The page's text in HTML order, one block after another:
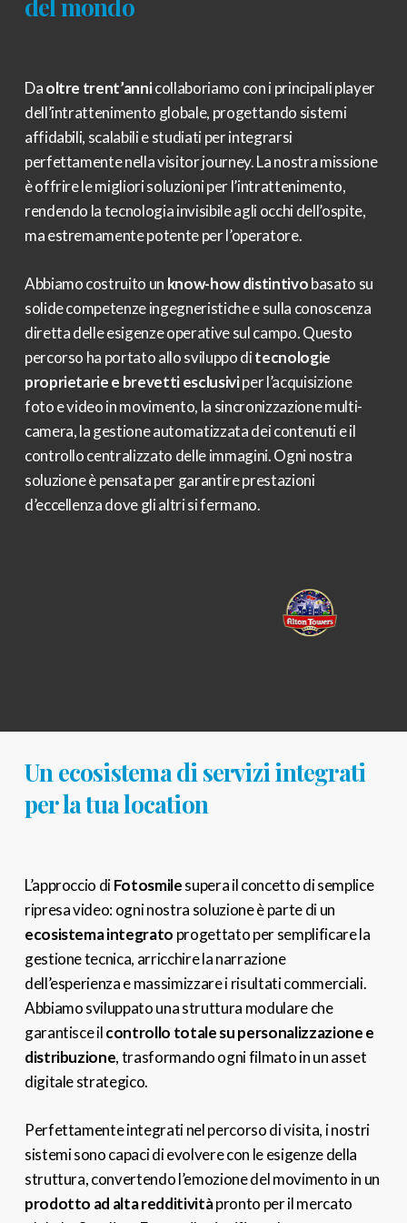
del mondo
Daoltre trent’annicollaboriamo con i principali player
dell’intrattenimento globale, progettando sistemi
affidabili, scalabili e studiati per integrarsi
perfettamente nella visitor journey. La nostra missione
è offrire le migliori soluzioni per l’intrattenimento,
rendendo la tecnologia invisibile agli occhi dell’ospite,
ma estremamente potente per l’operatore.
Abbiamo costruito un know-how distintivobasato su
solide competenze ingegneristiche e sulla conoscenza
diretta delle esigenze operative sul campo. Questo
percorso ha portato allo sviluppo ditecnologie
proprietarie e brevetti esclusiviper l’acquisizione
foto e video in movimento, la sincronizzazione multi-
camera, la gestione automatizzata dei contenuti e il
controllo centralizzato delle immagini. Ogni nostra
soluzione è pensata per garantire prestazioni
d’eccellenza dove gli altri si fermano.
Un ecosistema di servizi integrati
per la tua location
L’approccio diFotosmilesupera il concetto di semplice
ripresa video: ogni nostra soluzione è parte di un
ecosistema integrato progettato per semplificare la
gestione tecnica, arricchire la narrazione
dell’esperienza e massimizzare i risultati commerciali.
Abbiamo sviluppato una struttura modulare che
garantisce ilcontrollo totale su personalizzazione e
distribuzione, trasformando ogni filmato in un asset
digitale strategico.
Perfettamente integrati nel percorso di visita, i nostri
sistemi sono capaci di evolvere con le esigenze della
struttura, convertendo l’emozione del movimento in un
prodotto ad alta redditivitàpronto per il mercato